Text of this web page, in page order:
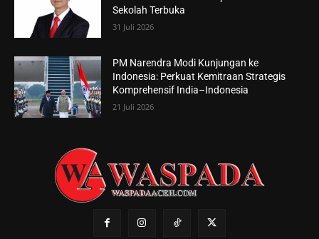
Sekolah Terbuka
31 Juli 2026
PM Narendra Modi Kunjungan ke
Indonesia: Perkuat Kemitraan Strategis
Komprehensif India–Indonesia
21 Juli 2026